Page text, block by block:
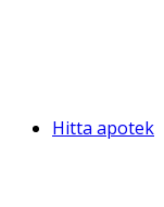
Hitta apotek